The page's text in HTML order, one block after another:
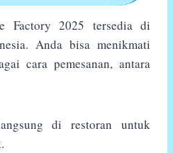
Factory 2025 tersedia di
Anda bisa menikmati
cara pemesanan, antara
di restoran untuk